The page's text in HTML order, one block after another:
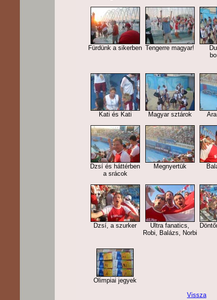
Fürdünk a sikerben Tengerre magyar!
Kati és Kati Magyar sztárok
Dzsí és háttérben
a srácok
Megnyertük
Dzsí, a szurker
Ultra fanatics,
Robi, Balázs, Norbi
Olimpiai jegyek
Vissza